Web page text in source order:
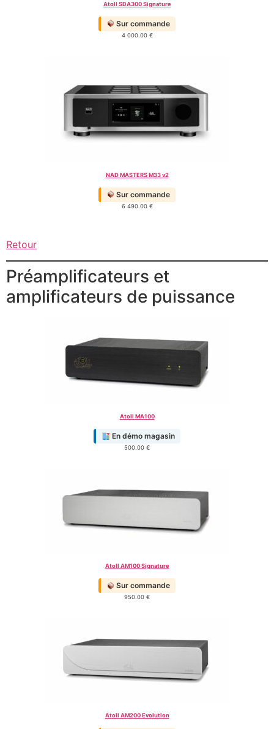
Atoll SDA300 Signature
Sur commande
4 000.00 €
NAD MASTERS M33 v2
Sur commande
6 490.00 €
Retour
Préamplificateurs et
amplificateurs de puissance
Atoll MA100
En démo magasin
500.00 €
Atoll AM100 Signature
Sur commande
950.00 €
Atoll AM200 Evolution